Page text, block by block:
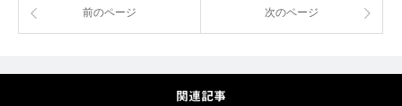
前のページ 次のページ
関連記事